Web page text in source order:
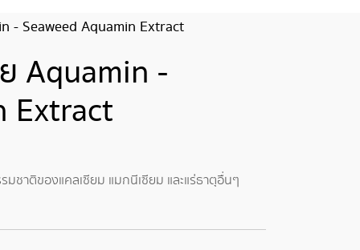
- Seaweed Aquamin Extract
Aquamin -
Extract
มชาติของแคลเซียม แมกนีเซียม และแร่ธาตุอื่นๆ